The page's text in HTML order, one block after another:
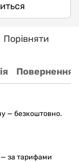
Порівняти
Повернення
— безкоштовно.
за тарифами